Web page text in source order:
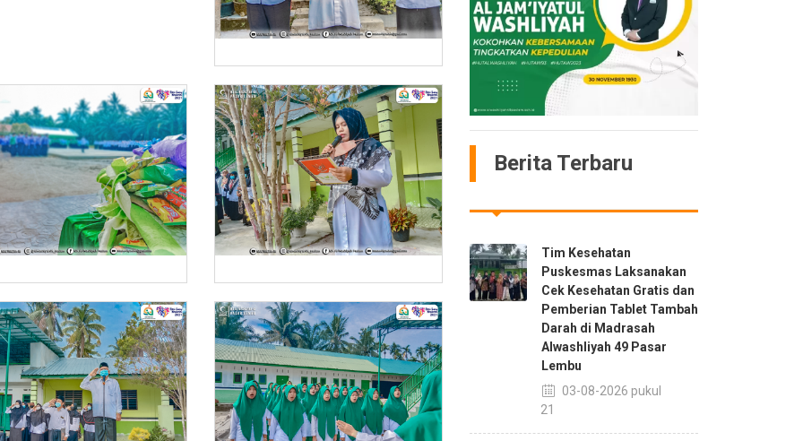
Berita Terbaru
Tim Kesehatan
Puskesmas Laksanakan
Cek Kesehatan Gratis dan
Pemberian Tablet Tambah
Darah di Madrasah
Alwashliyah 49 Pasar
Lembu
03-08-2026 pukul
08:21